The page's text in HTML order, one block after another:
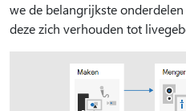
we de belangrijkste
deze zich verhouden tot